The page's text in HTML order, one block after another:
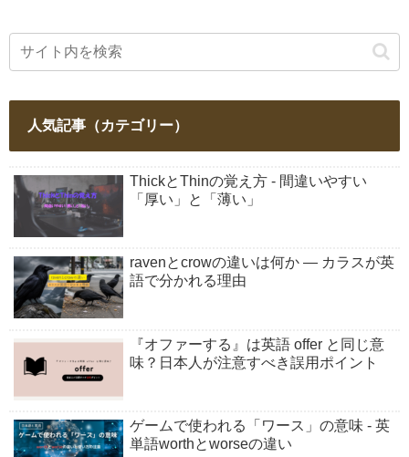
人気記事（カテゴリー）
ThickとThinの覚え方 - 間違いやすい
「厚い」と「薄い」
ravenとcrowの違いは何か ― カラスが英
語で分かれる理由
『オファーする』は英語 offer と同じ意
味？日本人が注意すべき誤用ポイント
ゲームで使われる「ワース」の意味 - 英
単語worthとworseの違い